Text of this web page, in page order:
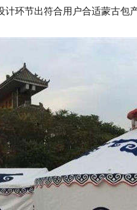
计环节出符合用户合适蒙古包